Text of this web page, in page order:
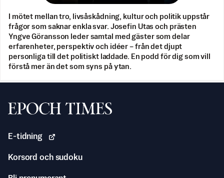
I mötet mellan tro, livsåskådning, kultur och politik uppstår
frågor som saknar enkla svar. Josefin Utas och prästen
Yngve Göransson leder samtal med gäster som delar
erfarenheter, perspektiv och idéer – från det djupt
personliga till det politiskt laddade. En podd för dig som vill
förstå mer än det som syns på ytan.
Svenska Epoch Times
E-tidning
Korsord och sudoku